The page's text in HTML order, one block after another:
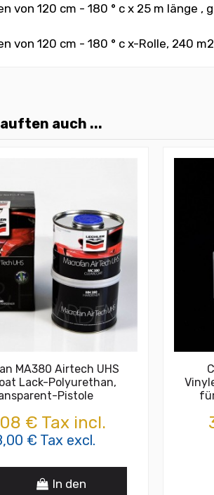
von 120 cm - 180 ° c x 25 m länge
120 cm - 180 ° c x-Rolle, 240
auch ...
MA380 Airtech UHS
Lack-Polyurethan,
Pistole
€ Tax incl.
€ Tax excl.
In den